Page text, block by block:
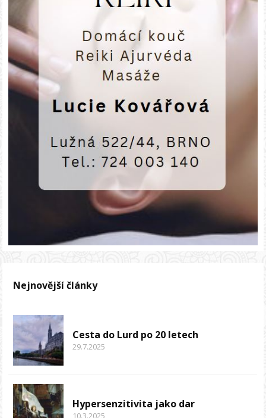
Nejnovější články
Cesta do Lurd po 20 letech
29.7.2025
Hypersenzitivita jako dar
10.3.2025